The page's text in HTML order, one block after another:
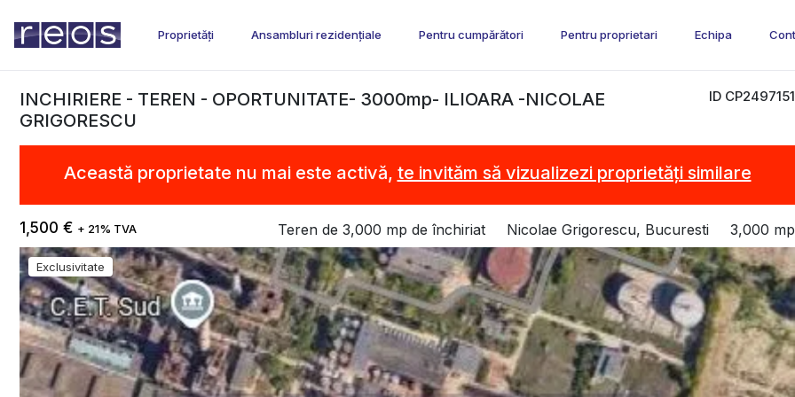
Proprietăți Ansambluri rezidențiale Pentru cumpărători Pentru proprietari Echipa
ID CP2497151
INCHIRIERE - TEREN - OPORTUNITATE- 3000mp- ILIOARA -NICOLAE
GRIGORESCU
Această proprietate nu mai este activă, te invităm să vizualizezi proprietăți similare
1,500 € + 21% TVA Teren de 3,000 mp de închiriat Nicolae Grigorescu, Bucuresti 3,000 mp
Exclusivitate